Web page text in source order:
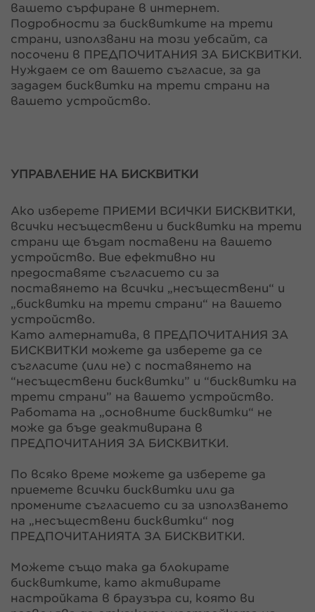
вашето сърфиране в интернет.
Подробности за бисквитките на трети
страни, използвани на този уебсайт, са
посочени в ПРЕДПОЧИТАНИЯ ЗА БИСКВИТКИ.
Нуждаем се от вашето съгласие, за да
зададем бисквитки на трети страни на
вашето устройство.
УПРАВЛЕНИЕ НА БИСКВИТКИ
Ако изберете ПРИЕМИ ВСИЧКИ БИСКВИТКИ,
всички несъществени и бисквитки на трети
страни ще бъдат поставени на вашето
устройство. Вие ефективно ни
предоставяте съгласието си за
поставянето на всички „несъществени“ и
„бисквитки на трети страни“ на вашето
устройство.
Като алтернатива, в ПРЕДПОЧИТАНИЯ ЗА
БИСКВИТКИ можете да изберете да се
съгласите (или не) с поставянето на
“несъществени бисквитки” и “бисквитки на
трети страни” на вашето устройство.
Работата на „основните бисквитки“ не
може да бъде деактивирана в
ПРЕДПОЧИТАНИЯ ЗА БИСКВИТКИ.
По всяко време можете да изберете да
приемете всички бисквитки или да
промените съгласието си за използването
на „несъществени бисквитки“ под
ПРЕДПОЧИТАНИЯТА ЗА БИСКВИТКИ.
Можете също така да блокирате
бисквитките, като активирате
настройката в браузъра си, която ви